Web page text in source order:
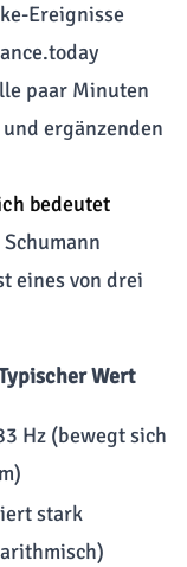
Ereignisse
paar Minuten
ergänzenden
bedeutet
eines von drei
Wert
Hz (bewegt sich
stark